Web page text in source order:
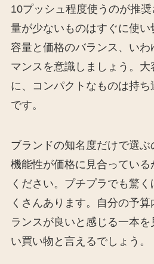
10プッシュ程度使うのが推
量が少ないものはすぐに使い
容量と価格のバランス、い
マンスを意識しましょう。大
に、コンパクトなものは持
です。
ブランドの知名度だけで選
機能性が価格に見合っている
ください。プチプラでも驚
くさんあります。自分の予
ランスが良いと感じる一本
い買い物と言えるでしょう。